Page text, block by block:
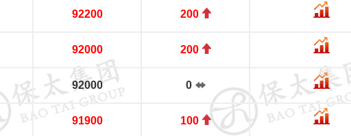
92200 200
92000 200
92000 0
91900 100